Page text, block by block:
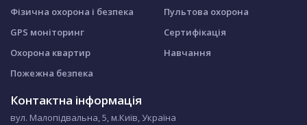
Фізична охорона і безпека
GPS моніторинг
Охорона квартир
Пожежна безпека
Пультова охорона
Сертифікація
Навчання
Контактна інформація
вул. Малопідвальна, 5, м.Київ, Україна